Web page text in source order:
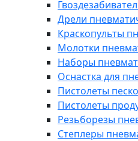
Дрели
Краскопульты
Молотки
Наборы
Оснастка для
Пистолеты
Пистолеты
Резьборезы
Степлеры